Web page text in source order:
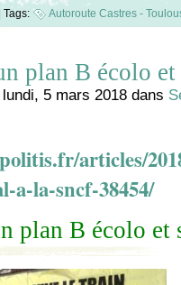
Tags: Autoroute Castres -
plan B écolo
lundi, 5 mars 2018 dans
articles/
a-la-sncf-38454/
plan B écolo et